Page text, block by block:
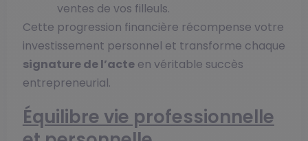
ventes de vos filleuls.
Cette progression financière récompense votre
investissement personnel et transforme chaque
signature de l’acteen véritable succès
entrepreneurial.
Équilibre vie professionnelle